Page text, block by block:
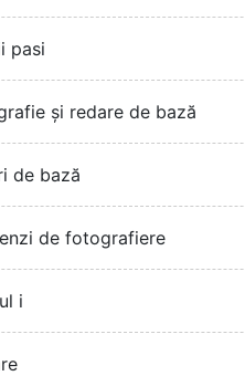
pasi
și redare de bază
de bază
de fotografiere
i